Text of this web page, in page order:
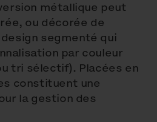
métallique peut
ou décorée de
segmenté qui
par couleur
tri sélectif). Placées en
constituent une
la gestion des